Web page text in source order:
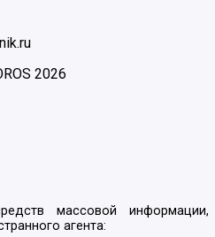
2026
массовой информации,
агента: